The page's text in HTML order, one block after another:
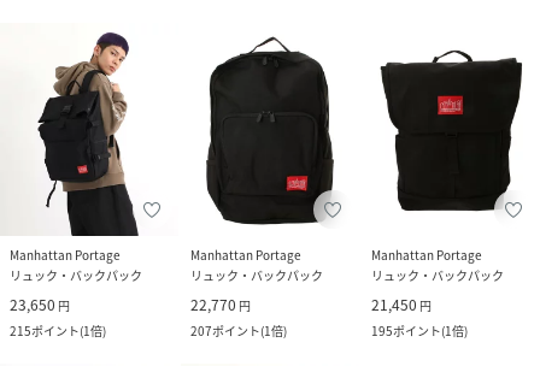
Manhattan Portage
リュック・バックパック
23,650 円
215ポイント(1倍)
Manhattan Portage
リュック・バックパック
22,770 円
207ポイント(1倍)
Manhattan Portage
リュック・バックパック
21,450 円
195ポイント(1倍)